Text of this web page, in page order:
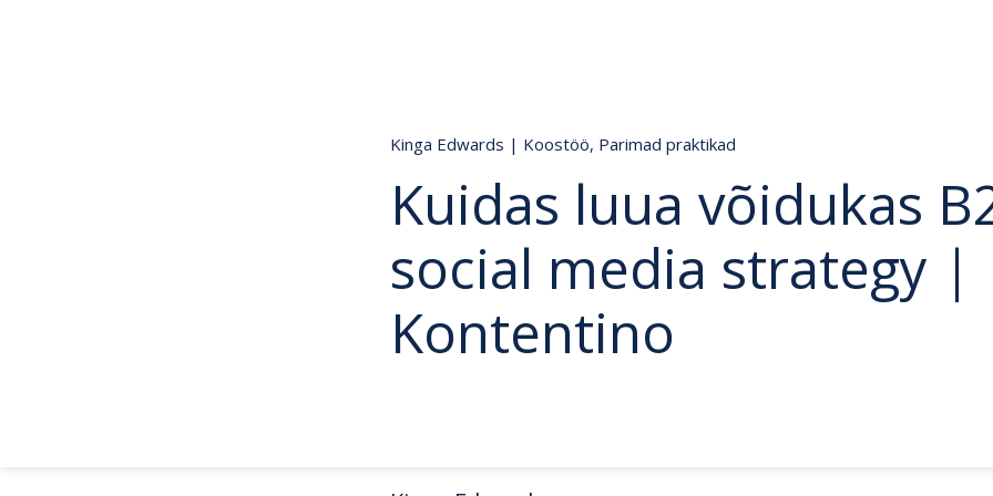
Kinga Edwards | Koostöö, Parimad praktikad
Kuidas luua võidukas
social media strategy |
Kontentino